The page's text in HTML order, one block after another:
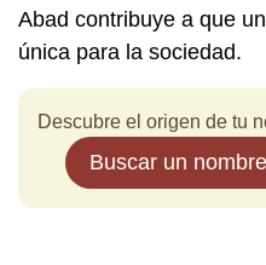
Abad contribuye a que
única para la sociedad.
Descubre el origen de tu
Buscar un nombre